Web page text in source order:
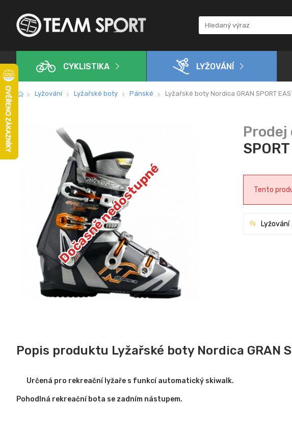
CYKLISTIKA LYŽOVÁNÍ
Lyžování Lyžařské boty Pánské Lyžařské boty Nordica GRAN SPORT
Dočasně nedostupné Tento
Lyžování
Popis produktu Lyžařské boty Nordica GRAN
Určená pro rekreační lyžaře s funkcí automatický skiwalk.
Pohodlná rekreační bota se zadním nástupem.